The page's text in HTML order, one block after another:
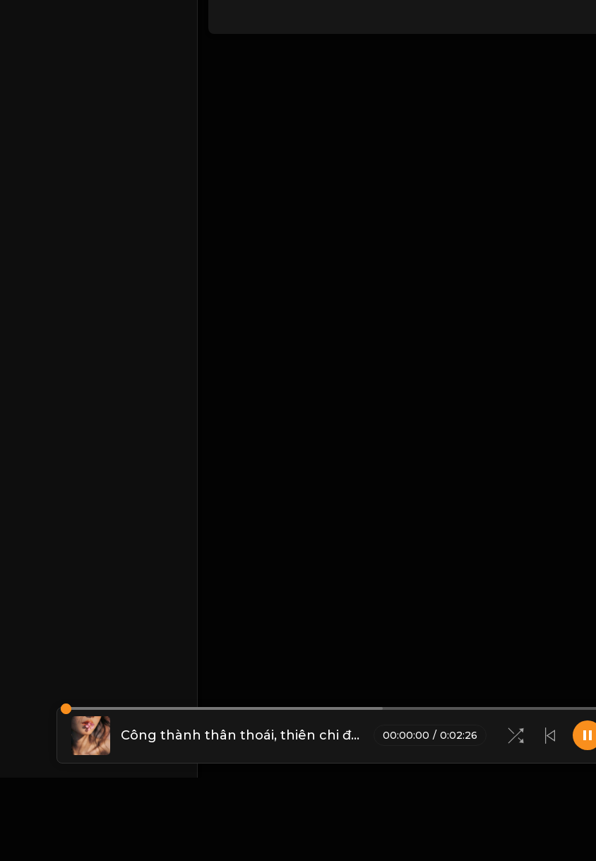
Công thành thân thoái, thiên chi đạo! & Đạo 00:00:00 / 0:02:26